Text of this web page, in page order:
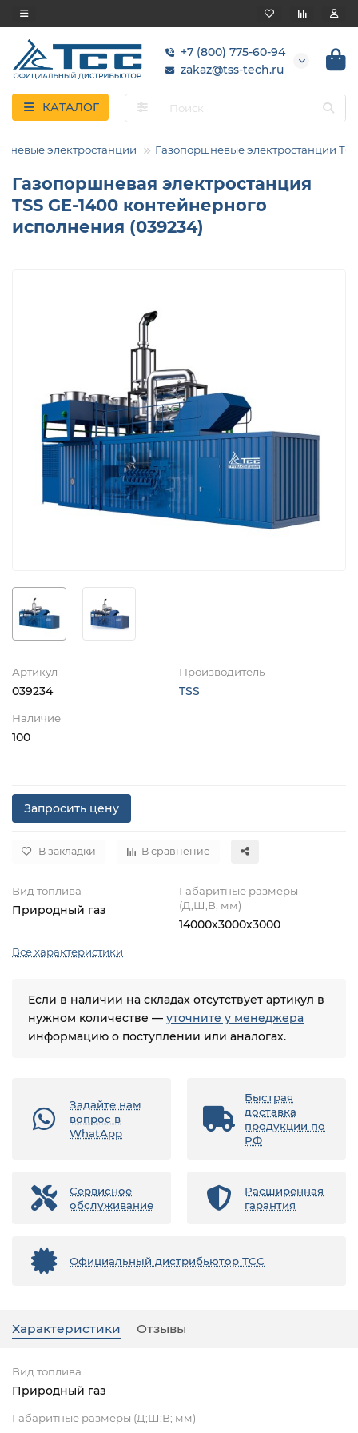
+7 (800) 775-60-94
zakaz@tss-tech.ru
КАТАЛОГ
электростанции Газопоршневые электростанции
Газопоршневая электростанция
TSS GE-1400 контейнерного
исполнения (039234)
Артикул
039234
Производитель
TSS
Наличие
100
Запросить цену
В закладки В сравнение
Вид топлива
Природный газ
Габаритные размеры
(Д;Ш;В; мм)
14000х3000х3000
Все характеристики
Если в наличии на складах отсутствует артикул в
нужном количестве — уточните у менеджера
информацию о поступлении или аналогах.
Задайте нам
вопрос в
WhatApp
Быстрая
доставка
продукции по
РФ
Сервисное
обслуживание
Расширенная
гарантия
Официальный дистрибьютор ТСС
Характеристики Отзывы
Вид топлива
Природный газ
Габаритные размеры (Д;Ш;В; мм)